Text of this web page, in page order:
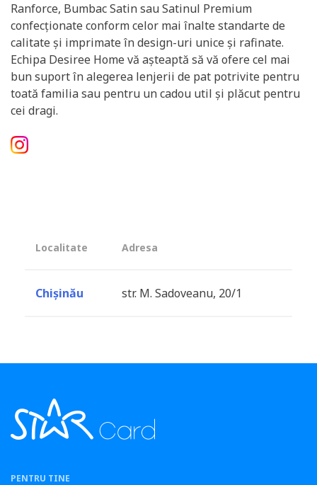
Ranforce, Bumbac Satin sau Satinul Premium
confecționate conform celor mai înalte standarte de
calitate și imprimate în design-uri unice și rafinate.
Echipa Desiree Home vă așteaptă să vă ofere cel mai
bun suport în alegerea lenjerii de pat potrivite pentru
toată familia sau pentru un cadou util și plăcut pentru
cei dragi.
Localitate Adresa
Chișinău str. M. Sadoveanu, 20/1
PENTRU TINE